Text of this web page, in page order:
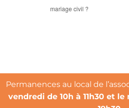
mariage civil ?
Permanences au local de
vendredi de 10h à 11h30 et